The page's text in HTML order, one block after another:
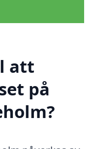
att
på